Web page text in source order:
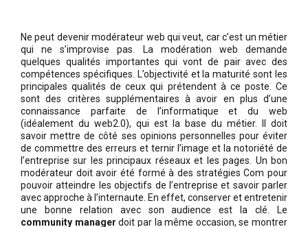
Ne peut devenir modérateur web qui veut, car c’est un métier
qui ne s’improvise pas. La modération web demande
quelques qualités importantes qui vont de pair avec des
compétences spécifiques. L’objectivité et la maturité sont les
principales qualités de ceux qui prétendent à ce poste. Ce
sont des critères supplémentaires à avoir en plus d’une
connaissance parfaite de l’informatique et du web
(idéalement du web2.0), qui est la base du métier. Il doit
savoir mettre de côté ses opinions personnelles pour éviter
de commettre des erreurs et ternir l’image et la notoriété de
l’entreprise sur les principaux réseaux et les pages. Un bon
modérateur doit avoir été formé à des stratégies Com pour
pouvoir atteindre les objectifs de l’entreprise et savoir parler
avec approche à l’internaute. En effet, conserver et entretenir
une bonne relation avec son audience est la clé. Le
community manager doit par la même occasion, se montrer